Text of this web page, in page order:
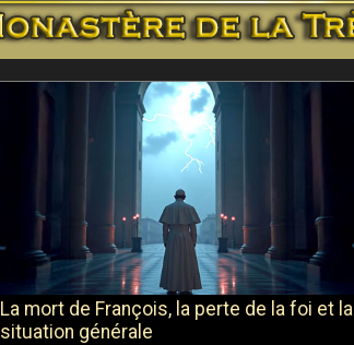
La mort de François, la perte de la foi et la
situation générale